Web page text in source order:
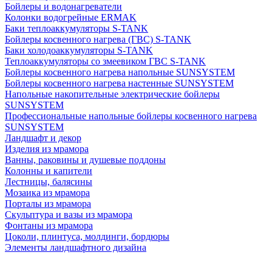
Бойлеры и водонагреватели
Колонки водогрейные ERMAK
Баки теплоаккумуляторы S-TANK
Бойлеры косвенного нагрева (ГВС) S-TANK
Баки холодоаккумуляторы S-TANK
Теплоаккумуляторы со змеевиком ГВС S-TANK
Бойлеры косвенного нагрева напольные SUNSYSTEM
Бойлеры косвенного нагрева настенные SUNSYSTEM
Напольные накопительные электрические бойлеры
SUNSYSTEM
Профессиональные напольные бойлеры косвенного нагрева
SUNSYSTEM
Ландшафт и декор
Изделия из мрамора
Ванны, раковины и душевые поддоны
Колонны и капители
Лестницы, балясины
Мозаика из мрамора
Порталы из мрамора
Скульптура и вазы из мрамора
Фонтаны из мрамора
Цоколи, плинтуса, молдинги, бордюры
Элементы ландшафтного дизайна